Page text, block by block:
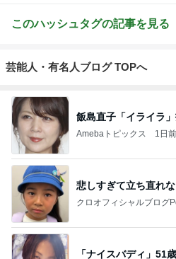
このハッシュタグの記事を見る
芸能人・有名人ブログ TOPへ
飯島直子「イライラ
Amebaトピックス 1日前
悲しすぎて立ち直れな
クロオフィシャルブログ
「ナイスバディ」51